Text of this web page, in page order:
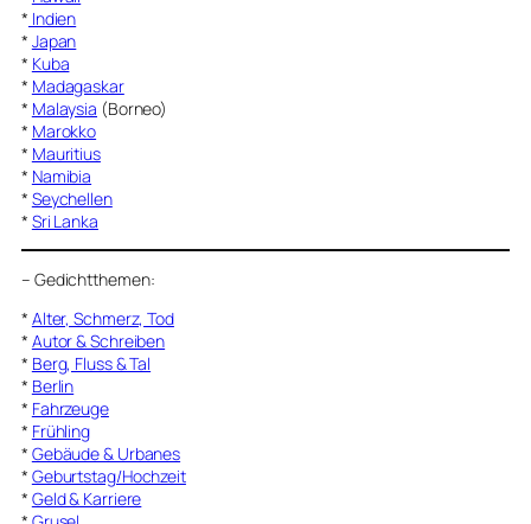
* Indien
* Japan
* Kuba
* Madagaskar
* Malaysia (Borneo)
* Marokko
* Mauritius
* Namibia
* Seychellen
* Sri Lanka
– Gedichtthemen:
* Alter, Schmerz, Tod
* Autor & Schreiben
* Berg, Fluss & Tal
* Berlin
* Fahrzeuge
* Frühling
* Gebäude & Urbanes
* Geburtstag/Hochzeit
* Geld & Karriere